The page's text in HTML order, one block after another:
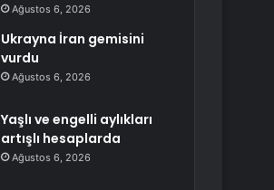
Ağustos 6, 2026
Ukrayna İran gemisini
vurdu
Ağustos 6, 2026
Yaşlı ve engelli aylıkları
artışlı hesaplarda
Ağustos 6, 2026